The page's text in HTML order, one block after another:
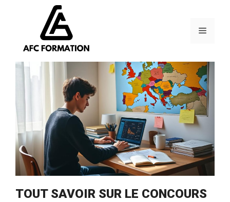
Menu
TOUT SAVOIR SUR LE CONCOURS